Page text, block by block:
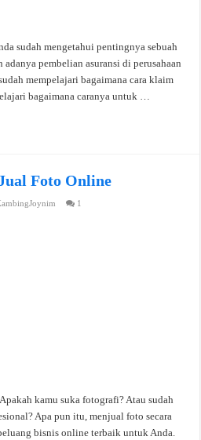
sudah mengetahui pentingnya sebuah
pembelian asuransi di perusahaan
mempelajari bagaimana cara klaim
bagaimana caranya untuk …
Foto Online
1
kamu suka fotografi? Atau sudah
Apa pun itu, menjual foto secara
bisnis online terbaik untuk Anda.